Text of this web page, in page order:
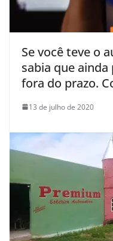
Se você teve o
sabia que
fora do prazo.
13 de julho de 2020